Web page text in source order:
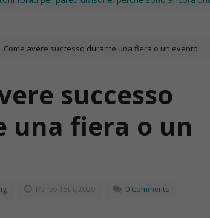
Come avere successo durante una fiera o un evento
successo
una fiera o un
Marzo 15th, 2020 0 Comments